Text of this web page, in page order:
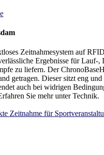
Zeitnahmesystem auf
Ergebnisse für Lauf-,
zu liefern. Der
getragen. Dieser sitzt eng und
auch bei widrigen
Sie mehr unter Technik.